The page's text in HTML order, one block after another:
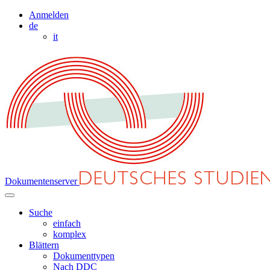
Anmelden
de
it
Dokumentenserver
Suche
einfach
komplex
Blättern
Dokumenttypen
Nach DDC